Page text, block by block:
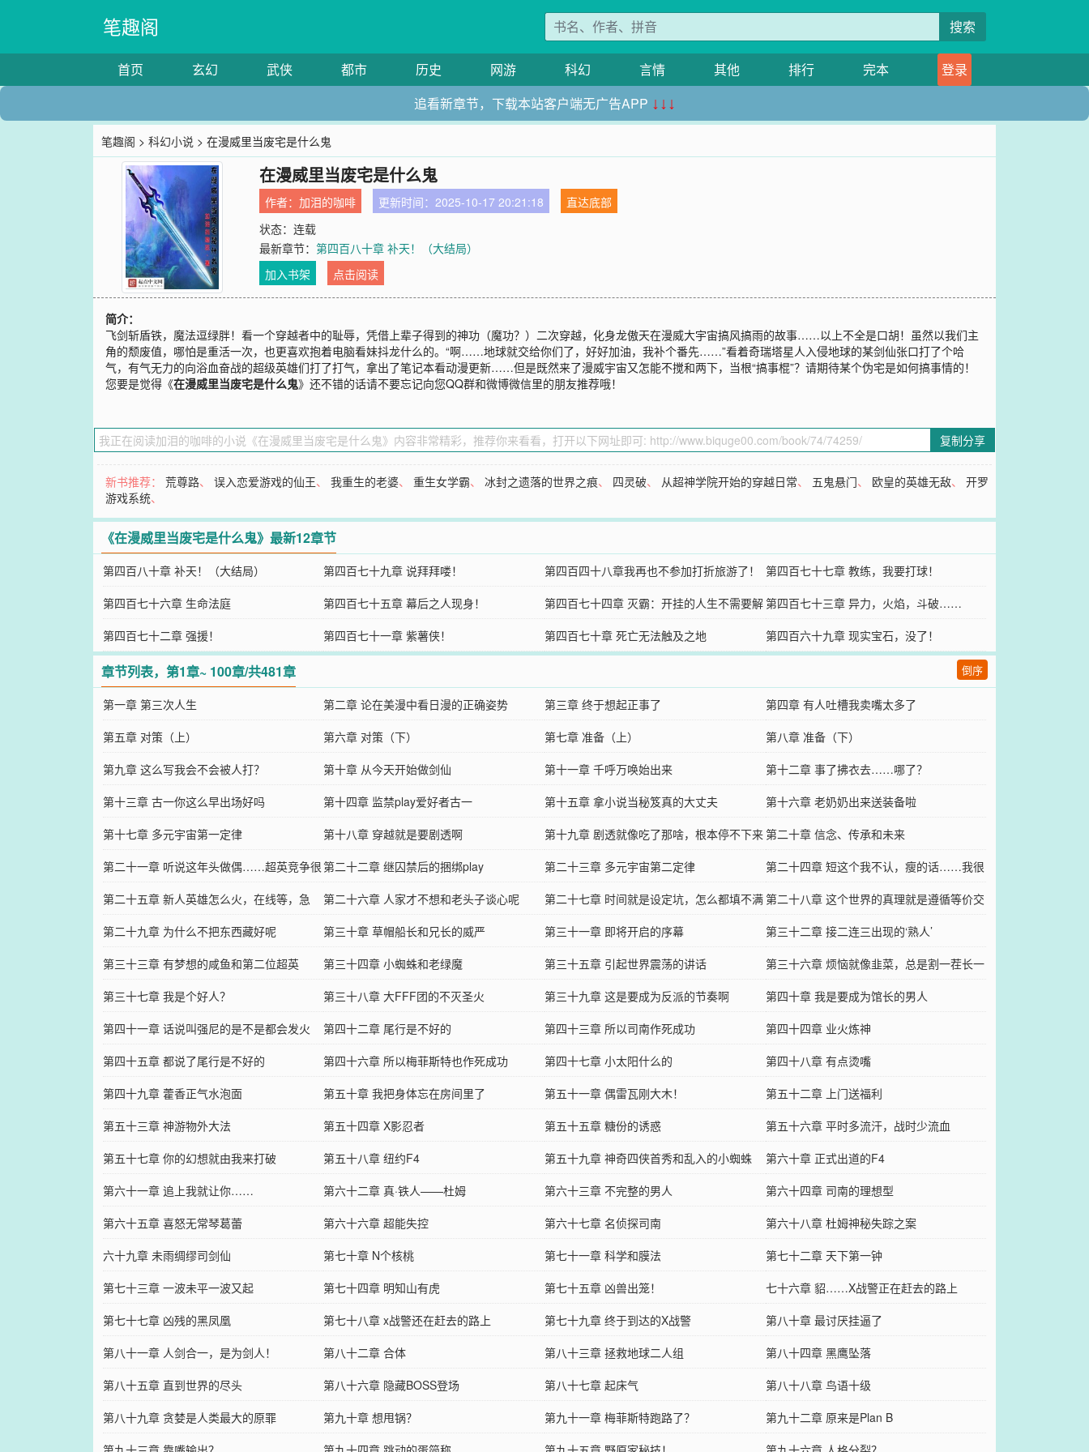
笔趣阁 搜索
首页 玄幻 武侠 都市 历史 网游 科幻 言情 其他 排行 完本
登录
追看新章节，下载本站客户端无广告APP ↓↓↓
笔趣阁 >科幻小说 > 在漫威里当废宅是什么鬼
在漫威里当废宅是什么鬼
作者：加泪的咖啡 更新时间：2025-10-17 20:21:18
直达底部
状态：连载
最新章节：第四百八十章 补天！（大结局）
加入书架
点击阅读
简介：
飞剑斩盾铁，魔法逗绿胖！看一个穿越者中的耻辱，凭借上辈子得到的神功（魔功？）二次穿越，化身龙傲天在漫威大宇宙搞风搞雨的故事……以上不全是口胡！虽然以我们主
角的颓废值，哪怕是重活一次，也更喜欢抱着电脑看妹抖龙什么的。“啊……地球就交给你们了，好好加油，我补个番先……”看着奇瑞塔星人入侵地球的某剑仙张口打了个哈
气，有气无力的向浴血奋战的超级英雄们打了打气，拿出了笔记本看动漫更新……但是既然来了漫威宇宙又怎能不搅和两下，当根“搞事棍”？请期待某个伪宅是如何搞事情的！
您要是觉得《在漫威里当废宅是什么鬼》还不错的话请不要忘记向您QQ群和微博微信里的朋友推荐哦！
复制分享
新书推荐：荒尊路、误入恋爱游戏的仙王、我重生的老婆、重生女学霸、冰封之遗落的世界之痕、 四灵破、 从超神学院开始的穿越日常、 五鬼悬门、 欧皇的英雄无敌、开罗
游戏系统、
《在漫威里当废宅是什么鬼》最新12章节
第四百八十章 补天！（大结局） 第四百七十九章 说拜拜喽！ 第四百四十八章我再也不参加打折旅游了！
第四百七十七章 教练，我要打球！
第四百七十六章 生命法庭
第四百七十五章 幕后之人现身！
第四百七十四章 灭霸：开挂的人生不需要解
释！
第四百七十三章 异力，火焰，斗破……
第四百七十二章 强援！
第四百七十一章 紫薯侠！ 第四百七十章 死亡无法触及之地 第四百六十九章 现实宝石，没了！
章节列表，第1章~ 100章/共481章 倒序
第一章 第三次人生 第二章 论在美漫中看日漫的正确姿势 第三章 终于想起正事了
第四章 有人吐槽我卖嘴太多了
第五章 对策（上）
第六章 对策（下） 第七章 准备（上）
第八章 准备（下）
第九章 这么写我会不会被人打？
第十章 从今天开始做剑仙 第十一章 千呼万唤始出来
第十二章 事了拂衣去……哪了？
第十三章 古一你这么早出场好吗
第十四章 监禁play爱好者古一 第十五章 拿小说当秘笈真的大丈夫
第十六章 老奶奶出来送装备啦
第十七章 多元宇宙第一定律
第十八章 穿越就是要剧透啊 第十九章 剧透就像吃了那啥，根本停不下来第二十章 信念、传承和未来
第二十一章 听说这年头做偶……超英竞争很
大啊
第二十二章 继囚禁后的捆绑play 第二十三章 多元宇宙第二定律
第二十四章 短这个我不认，瘦的话……我很
希望
第二十五章 新人英雄怎么火，在线等，急 第二十六章 人家才不想和老头子谈心呢 第二十七章 时间就是设定坑，怎么都填不满第二十八章 这个世界的真理就是遵循等价交
换
第二十九章 为什么不把东西藏好呢 第三十章 草帽船长和兄长的威严 第三十一章 即将开启的序幕
第三十二章 接二连三出现的‘熟人’
第三十三章 有梦想的咸鱼和第二位超英
第三十四章 小蜘蛛和老绿魔 第三十五章 引起世界震荡的讲话
第三十六章 烦恼就像韭菜，总是割一茬长一
茬
第三十七章 我是个好人？ 第三十八章 大FFF团的不灭圣火 第三十九章 这是要成为反派的节奏啊
第四十章 我是要成为馆长的男人
第四十一章 话说叫强尼的是不是都会发火
第四十二章 尾行是不好的 第四十三章 所以司南作死成功
第四十四章 业火炼神
第四十五章 都说了尾行是不好的
第四十六章 所以梅菲斯特也作死成功 第四十七章 小太阳什么的
第四十八章 有点烫嘴
第四十九章 藿香正气水泡面
第五十章 我把身体忘在房间里了 第五十一章 偶雷瓦刚大木！
第五十二章 上门送福利
第五十三章 神游物外大法
第五十四章 X影忍者 第五十五章 糖份的诱惑
第五十六章 平时多流汗，战时少流血
第五十七章 你的幻想就由我来打破
第五十八章 纽约F4 第五十九章 神奇四侠首秀和乱入的小蜘蛛
第六十章 正式出道的F4
第六十一章 追上我就让你……
第六十二章 真·铁人——杜姆 第六十三章 不完整的男人
第六十四章 司南的理想型
第六十五章 喜怒无常琴葛蕾
第六十六章 超能失控 第六十七章 名侦探司南
第六十八章 杜姆神秘失踪之案
六十九章 未雨绸缪司剑仙
第七十章 N个核桃 第七十一章 科学和膜法
第七十二章 天下第一钟
第七十三章 一波未平一波又起
第七十四章 明知山有虎 第七十五章 凶兽出笼！
七十六章 貂……X战警正在赶去的路上
第七十七章 凶残的黑凤凰
第七十八章 x战警还在赶去的路上 第七十九章 终于到达的X战警
第八十章 最讨厌挂逼了
第八十一章 人剑合一，是为剑人！
第八十二章 合体 第八十三章 拯救地球二人组
第八十四章 黑鹰坠落
第八十五章 直到世界的尽头
第八十六章 隐藏BOSS登场 第八十七章 起床气
第八十八章 鸟语十级
第八十九章 贪婪是人类最大的原罪
第九十章 想甩锅？ 第九十一章 梅菲斯特跑路了？
第九十二章 原来是Plan B